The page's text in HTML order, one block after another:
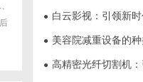
● 白云影视：引领新时
● 美容院减重设备的
● 高精密光纤切割机：